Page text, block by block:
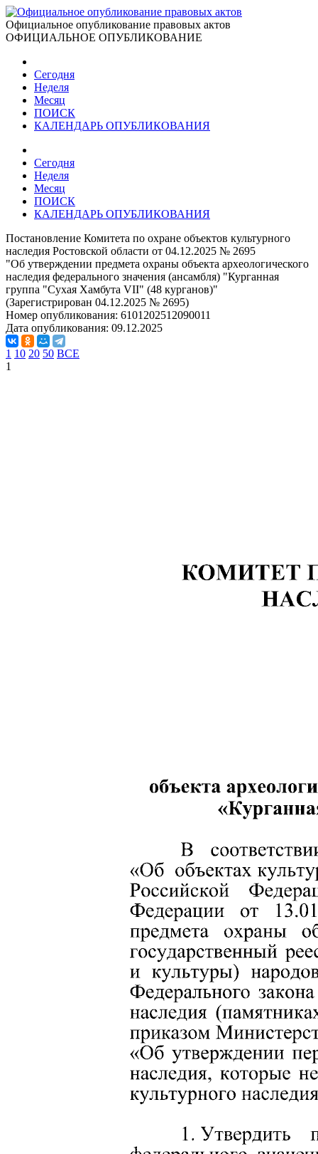
Официальное опубликование правовых актов
ОФИЦИАЛЬНОЕ ОПУБЛИКОВАНИЕ
Сегодня
Неделя
Месяц
ПОИСК
КАЛЕНДАРЬ ОПУБЛИКОВАНИЯ
Сегодня
Неделя
Месяц
ПОИСК
КАЛЕНДАРЬ ОПУБЛИКОВАНИЯ
Постановление Комитета по охране объектов культурного
наследия Ростовской области от 04.12.2025 № 2695
"Об утверждении предмета охраны объекта археологического
наследия федерального значения (ансамбля) "Курганная
группа "Сухая Хамбута VII" (48 курганов)"
(Зарегистрирован 04.12.2025 № 2695)
Номер опубликования: 6101202512090011
Дата опубликования: 09.12.2025
1 10 20 50 ВСЕ
1